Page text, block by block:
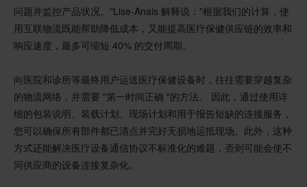
问题并监控产品状况。"Lise-Anais 解释说："根据我们的计算，使
用互联物流既能帮助降低成本，又能提高医疗保健供应链的效率和
响应速度，最多可缩短 40% 的交付周期。
向医院和诊所等最终用户运送医疗保健设备时，往往需要穿越复杂
的物流网络，并需要 "第一时间正确 "的方法。 因此，通过使用详
细的包装说明、装载计划、现场计划和用于报告短缺的连接服务，
您可以确保所有部件都已清点并完好无损地运抵现场。此外，这种
方式还能解决医疗设备通信协议不标准化的难题，否则可能会使不
同供应商的设备连接复杂化。